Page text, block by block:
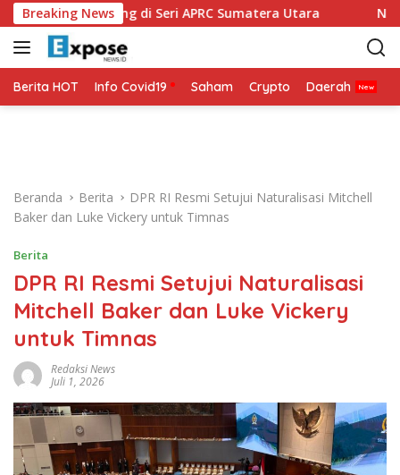
a
g
u
Breaking News
Bertarung di Seri APRC Sumatera Utara Napoli
Berita HOT Info Covid19 Saham Crypto Daerah
Beranda Berita
DPR RI Resmi Setujui Naturalisasi Mitchell
Baker dan Luke Vickery untuk Timnas
Berita
DPR RI Resmi Setujui Naturalisasi
Mitchell Baker dan Luke Vickery
untuk Timnas
Redaksi News
Juli 1, 2026